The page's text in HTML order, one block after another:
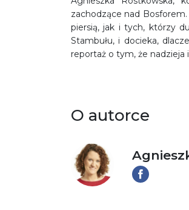
zachodzące nad
piersią, jak i tych, którzy
Stambułu, i docieka,
reportaż o tym, że nadzieja
O autorce